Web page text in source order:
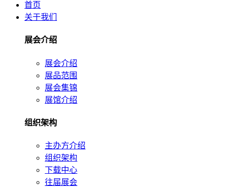
首页
关于我们
展会介绍
展会介绍
展品范围
展会集锦
展馆介绍
组织架构
主办方介绍
组织架构
下载中心
往届展会